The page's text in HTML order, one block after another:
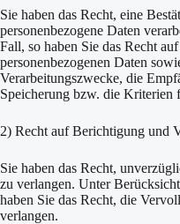
Sie haben das Recht, eine
personenbezogene Daten
Fall, so haben Sie das Recht
personenbezogenen Daten
Verarbeitungszwecke, die
Speicherung bzw. die Kriterien
2) Recht auf Berichtigung und
Sie haben das Recht,
zu verlangen. Unter
haben Sie das Recht, die
verlangen.